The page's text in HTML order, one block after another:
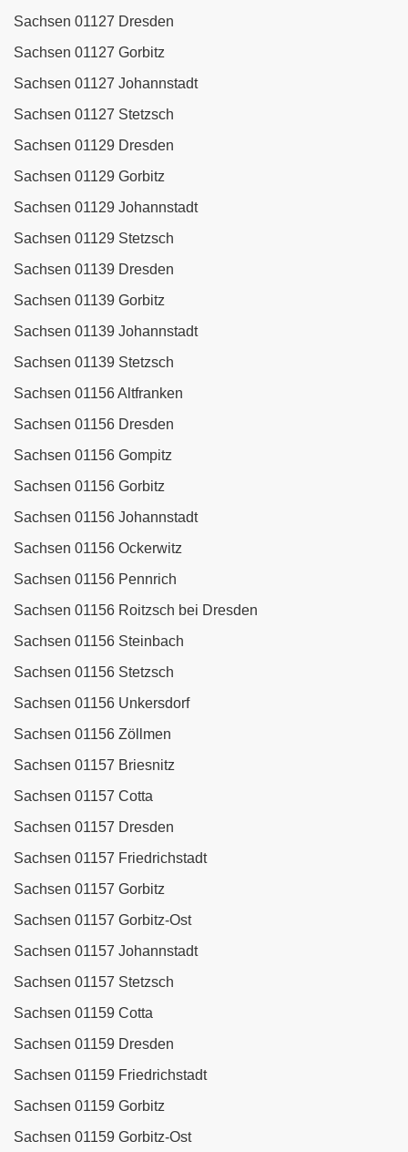
Sachsen 01127 Dresden
Sachsen 01127 Gorbitz
Sachsen 01127 Johannstadt
Sachsen 01127 Stetzsch
Sachsen 01129 Dresden
Sachsen 01129 Gorbitz
Sachsen 01129 Johannstadt
Sachsen 01129 Stetzsch
Sachsen 01139 Dresden
Sachsen 01139 Gorbitz
Sachsen 01139 Johannstadt
Sachsen 01139 Stetzsch
Sachsen 01156 Altfranken
Sachsen 01156 Dresden
Sachsen 01156 Gompitz
Sachsen 01156 Gorbitz
Sachsen 01156 Johannstadt
Sachsen 01156 Ockerwitz
Sachsen 01156 Pennrich
Sachsen 01156 Roitzsch bei Dresden
Sachsen 01156 Steinbach
Sachsen 01156 Stetzsch
Sachsen 01156 Unkersdorf
Sachsen 01156 Zöllmen
Sachsen 01157 Briesnitz
Sachsen 01157 Cotta
Sachsen 01157 Dresden
Sachsen 01157 Friedrichstadt
Sachsen 01157 Gorbitz
Sachsen 01157 Gorbitz-Ost
Sachsen 01157 Johannstadt
Sachsen 01157 Stetzsch
Sachsen 01159 Cotta
Sachsen 01159 Dresden
Sachsen 01159 Friedrichstadt
Sachsen 01159 Gorbitz
Sachsen 01159 Gorbitz-Ost